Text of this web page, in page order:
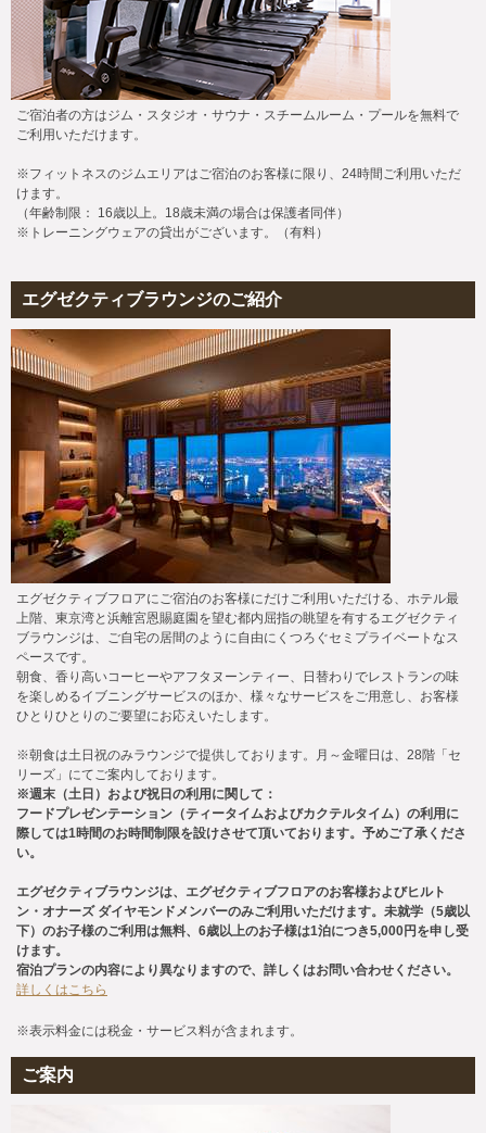
ご宿泊者の方はジム・スタジオ・サウナ・スチームルーム・プールを無料で
ご利用いただけます。
※フィットネスのジムエリアはご宿泊のお客様に限り、24時間ご利用いただ
けます。
（年齢制限： 16歳以上。18歳未満の場合は保護者同伴）
※トレーニングウェアの貸出がございます。（有料）
エグゼクティブラウンジのご紹介
エグゼクティブフロアにご宿泊のお客様にだけご利用いただける、ホテル最
上階、東京湾と浜離宮恩賜庭園を望む都内屈指の眺望を有するエグゼクティ
ブラウンジは、ご自宅の居間のように自由にくつろぐセミプライベートなス
ペースです。
朝食、香り高いコーヒーやアフタヌーンティー、日替わりでレストランの味
を楽しめるイブニングサービスのほか、様々なサービスをご用意し、お客様
ひとりひとりのご要望にお応えいたします。
※朝食は土日祝のみラウンジで提供しております。月～金曜日は、28階「セ
リーズ」にてご案内しております。
※週末（土日）および祝日の利用に関して：
フードプレゼンテーション（ティータイムおよびカクテルタイム）の利用に
際しては1時間のお時間制限を設けさせて頂いております。予めご了承くださ
い。
エグゼクティブラウンジは、エグゼクティブフロアのお客様およびヒルト
ン・オナーズ ダイヤモンドメンバーのみご利用いただけます。未就学（5歳以
下）のお子様のご利用は無料、6歳以上のお子様は1泊につき5,000円を申し受
けます。
宿泊プランの内容により異なりますので、詳しくはお問い合わせください。
詳しくはこちら
※表示料金には税金・サービス料が含まれます。
ご案内